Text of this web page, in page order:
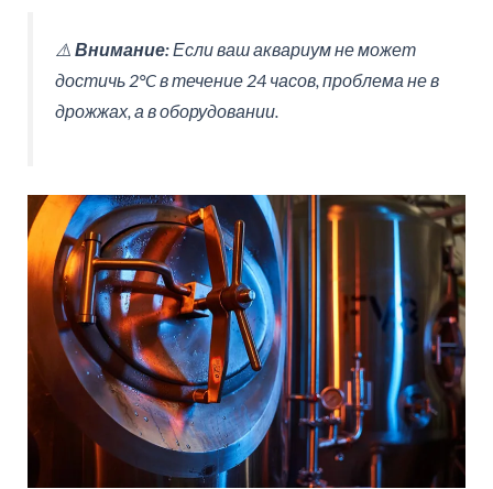
⚠️ Внимание:Если ваш аквариум не может
достичь 2°C в течение 24 часов, проблема не в
дрожжах, а в оборудовании.